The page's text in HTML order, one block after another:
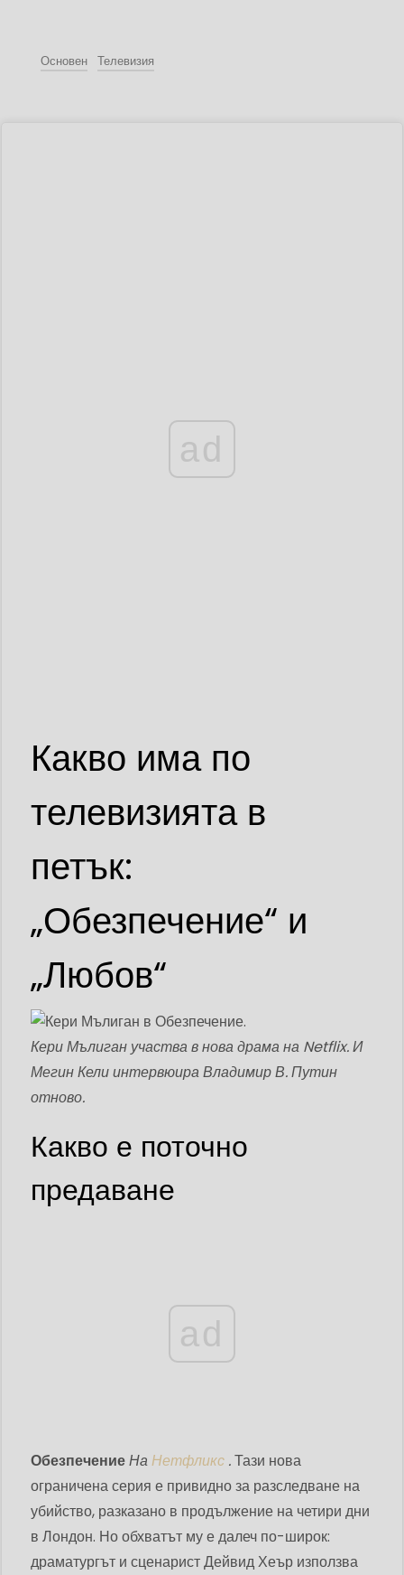
Основен Телевизия
ad
Какво има по
телевизията в
петък:
„Обезпечение“ и
„Любов“
Кери Мълиган участва в нова драма на Netflix. И
Мегин Кели интервюира Владимир В. Путин
отново.
Какво е поточно
предаване
ad
ОбезпечениеНаНетфликс .Тази нова
ограничена серия е привидно за разследване на
убийство, разказано в продължение на четири дни
в Лондон. Но обхватът му е далеч по-широк:
драматургът и сценарист Дейвид Хеър използва